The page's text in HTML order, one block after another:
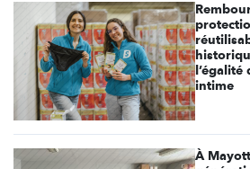
l’égalité
intime
À